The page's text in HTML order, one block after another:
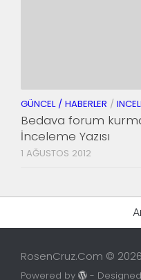
GÜNCEL / HABERLER /
Bedava forum
İnceleme Yazısı
1 AĞUSTOS 2012
RosenCruz.Com ©
Powered by -